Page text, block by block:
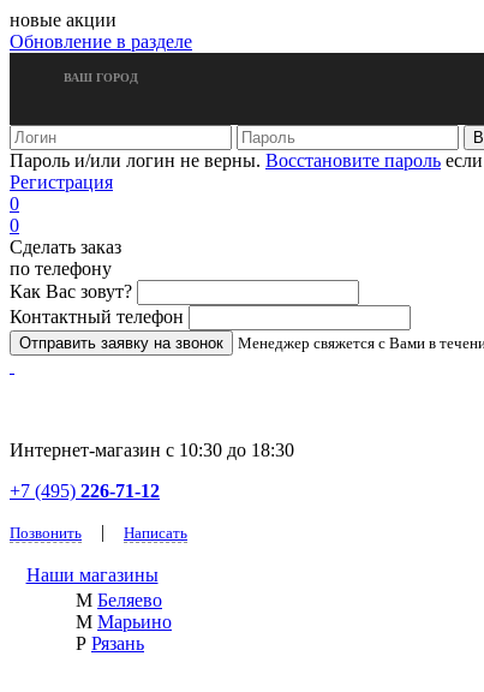
новые акции
Обновление в разделе
ВАШ ГОРОД
Пароль и/или логин не верны. Восстановите пароль
Регистрация
0
0
Сделать заказ
по телефону
Как Вас зовут?
Контактный телефон
Менеджер свяжется с Вами в
Интернет-магазин с 10:30 до 18:30
+7 (495) 226-71-12
Позвонить | Написать
Наши магазины
М Беляево
М Марьино
Р Рязань